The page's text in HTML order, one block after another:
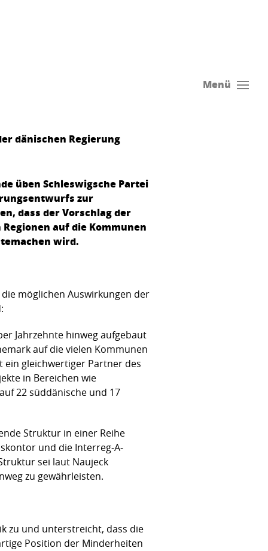
Menü
dänischen Regierung
üben Schleswigsche Partei
zur
dass der Vorschlag der
auf die Kommunen
wird.
möglichen Auswirkungen der
Jahrzehnte hinweg aufgebaut
auf die vielen Kommunen
ein gleichwertiger Partner des
in Bereichen wie
22 süddänische und 17
Struktur in einer Reihe
und die Interreg-A-
sei laut Naujeck
zu gewährleisten.
zu und unterstreicht, dass die
Position der Minderheiten